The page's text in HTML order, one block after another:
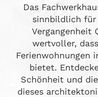
Das
sinnbildlich
Vergangenheit
wertvoller,
Ferienwohnungen
bietet.
Schönheit und
dieses